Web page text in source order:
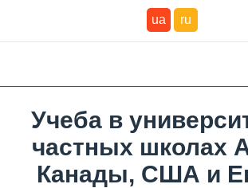
ua ru
Учеба в
частных школах
Канады, США и